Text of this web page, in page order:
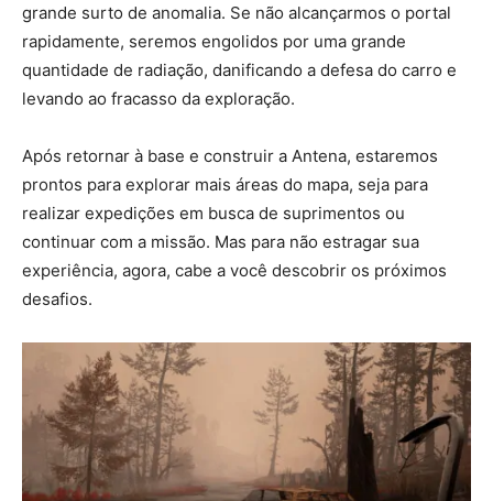
grande surto de anomalia. Se não alcançarmos o portal
rapidamente, seremos engolidos por uma grande
quantidade de radiação, danificando a defesa do carro e
levando ao fracasso da exploração.
Após retornar à base e construir a Antena, estaremos
prontos para explorar mais áreas do mapa, seja para
realizar expedições em busca de suprimentos ou
continuar com a missão. Mas para não estragar sua
experiência, agora, cabe a você descobrir os próximos
desafios.